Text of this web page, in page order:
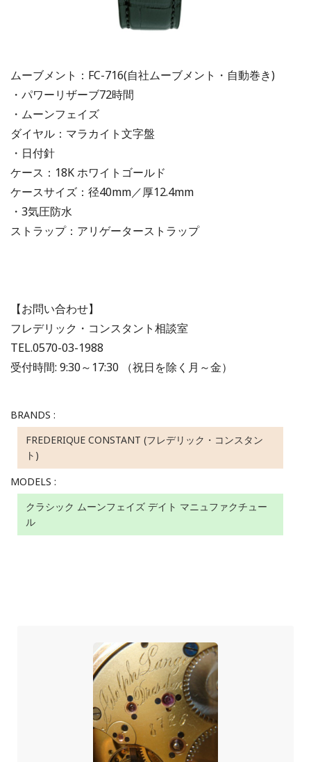
ムーブメント：FC-716(自社ムーブメント・自動巻き)
・パワーリザーブ72時間
・ムーンフェイズ
ダイヤル：マラカイト文字盤
・日付針
ケース：18K ホワイトゴールド
ケースサイズ：径40mm／厚12.4mm
・3気圧防水
ストラップ：アリゲーターストラップ
【お問い合わせ】
フレデリック・コンスタント相談室
TEL.0570-03-1988
受付時間: 9:30～17:30 （祝日を除く月～金）
BRANDS :
FREDERIQUE CONSTANT (フレデリック・コンスタン
ト)
MODELS :
クラシック ムーンフェイズ デイト マニュファクチュー
ル